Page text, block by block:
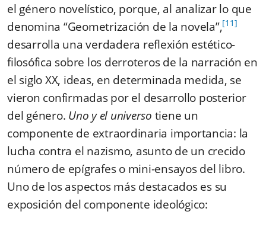
el género novelístico, porque, al analizar lo que
denomina “Geometrización de la novela”,[11]
desarrolla una verdadera reflexión estético-
filosófica sobre los derroteros de la narración en
el siglo XX, ideas, en determinada medida, se
vieron confirmadas por el desarrollo posterior
del género. Uno y el universo tiene un
componente de extraordinaria importancia: la
lucha contra el nazismo, asunto de un crecido
número de epígrafes o mini-ensayos del libro.
Uno de los aspectos más destacados es su
exposición del componente ideológico: